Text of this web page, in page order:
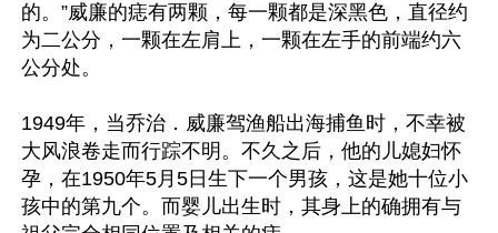
的。”威廉的痣有两颗，每一颗都是深黑色，直径约
为二公分，一颗在左肩上，一颗在左手的前端约六
公分处。
1949年，当乔治．威廉驾渔船出海捕鱼时，不幸被
大风浪卷走而行踪不明。不久之后，他的儿媳妇怀
孕，在1950年5月5日生下一个男孩，这是她十位小
孩中的第九个。而婴儿出生时，其身上的确拥有与